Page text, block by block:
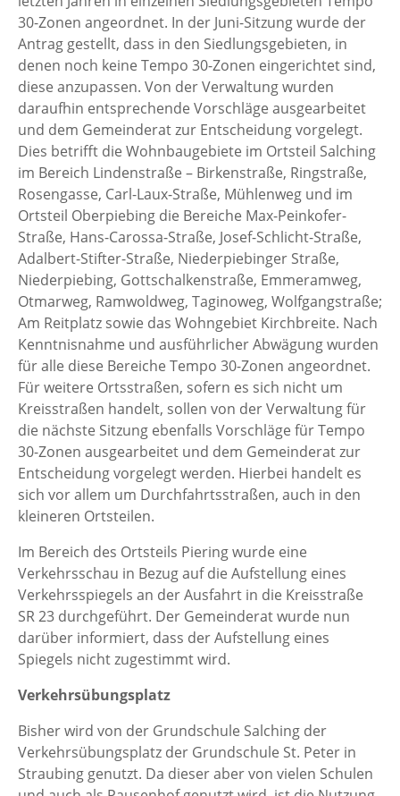
30-Zonen angeordnet. In der Juni-Sitzung wurde der
Antrag gestellt, dass in den Siedlungsgebieten, in
denen noch keine Tempo 30-Zonen eingerichtet sind,
diese anzupassen. Von der Verwaltung wurden
daraufhin entsprechende Vorschläge ausgearbeitet
und dem Gemeinderat zur Entscheidung vorgelegt.
Dies betrifft die Wohnbaugebiete im Ortsteil Salching
im Bereich Lindenstraße – Birkenstraße, Ringstraße,
Rosengasse, Carl-Laux-Straße, Mühlenweg und im
Ortsteil Oberpiebing die Bereiche Max-Peinkofer-
Straße, Hans-Carossa-Straße, Josef-Schlicht-Straße,
Adalbert-Stifter-Straße, Niederpiebinger Straße,
Niederpiebing, Gottschalkenstraße, Emmeramweg,
Otmarweg, Ramwoldweg, Taginoweg, Wolfgangstraße;
Am Reitplatz sowie das Wohngebiet Kirchbreite. Nach
Kenntnisnahme und ausführlicher Abwägung wurden
für alle diese Bereiche Tempo 30-Zonen angeordnet.
Für weitere Ortsstraßen, sofern es sich nicht um
Kreisstraßen handelt, sollen von der Verwaltung für
die nächste Sitzung ebenfalls Vorschläge für Tempo
30-Zonen ausgearbeitet und dem Gemeinderat zur
Entscheidung vorgelegt werden. Hierbei handelt es
sich vor allem um Durchfahrtsstraßen, auch in den
kleineren Ortsteilen.
Im Bereich des Ortsteils Piering wurde eine
Verkehrsschau in Bezug auf die Aufstellung eines
Verkehrsspiegels an der Ausfahrt in die Kreisstraße
SR 23 durchgeführt. Der Gemeinderat wurde nun
darüber informiert, dass der Aufstellung eines
Spiegels nicht zugestimmt wird.
Verkehrsübungsplatz
Bisher wird von der Grundschule Salching der
Verkehrsübungsplatz der Grundschule St. Peter in
Straubing genutzt. Da dieser aber von vielen Schulen